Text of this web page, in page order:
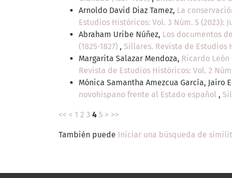
Arnoldo David Diaz Tamez, La
Estudios Históricos: Vol. 3 Núm. 5 (2023):
Abraham Uribe Núñez, Los documentos
(1825-1827) , Sillares. Revista de Estudios
Margarita Salazar Mendoza, Ricardo
Revista de Estudios Históricos: Vol. 2
Mónica Samantha Amezcua García, Jairo
novohispano frente al Estado español ,
<< < 1 2 3 4 5 > >>
También puede Iniciar una búsqueda de